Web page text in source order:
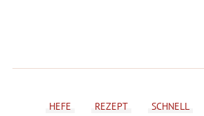
HEFE REZEPT SCHNELL